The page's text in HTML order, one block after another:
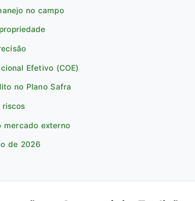
no campo
Efetivo (COE)
no Plano Safra
riscos
mercado externo
de 2026